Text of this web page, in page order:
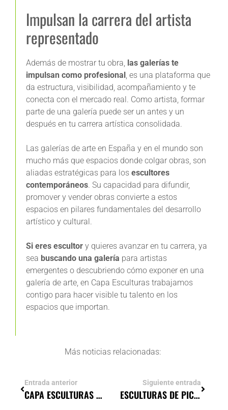
Impulsan la carrera del artista
representado
Además de mostrar tu obra, las galerías te
impulsan como profesional , es una plataforma que
da estructura, visibilidad, acompañamiento y te
conecta con el mercado real. Como artista, formar
parte de una galería puede ser un antes y un
después en tu carrera artística consolidada.
Las galerías de arte en España y en el mundo son
mucho más que espacios donde colgar obras, son
aliadas estratégicas para los escultores
contemporáneos. Su capacidad para difundir,
promover y vender obras convierte a estos
espacios en pilares fundamentales del desarrollo
artístico y cultural.
Si eres escultor y quieres avanzar en tu carrera, ya
sea buscando una galería para artistas
emergentes o descubriendo cómo exponer en una
galería de arte, en Capa Esculturas trabajamos
contigo para hacer visible tu talento en los
espacios que importan.
Más noticias relacionadas:
Entrada anterior
CAPA ESCULTURAS CREA LOS PREMIOS SIETE ESTRELLAS DEL DEPORTE
Siguiente entrada
ESCULTURAS DE PICASSO: INNOVACIÓN ARTÍSTICA